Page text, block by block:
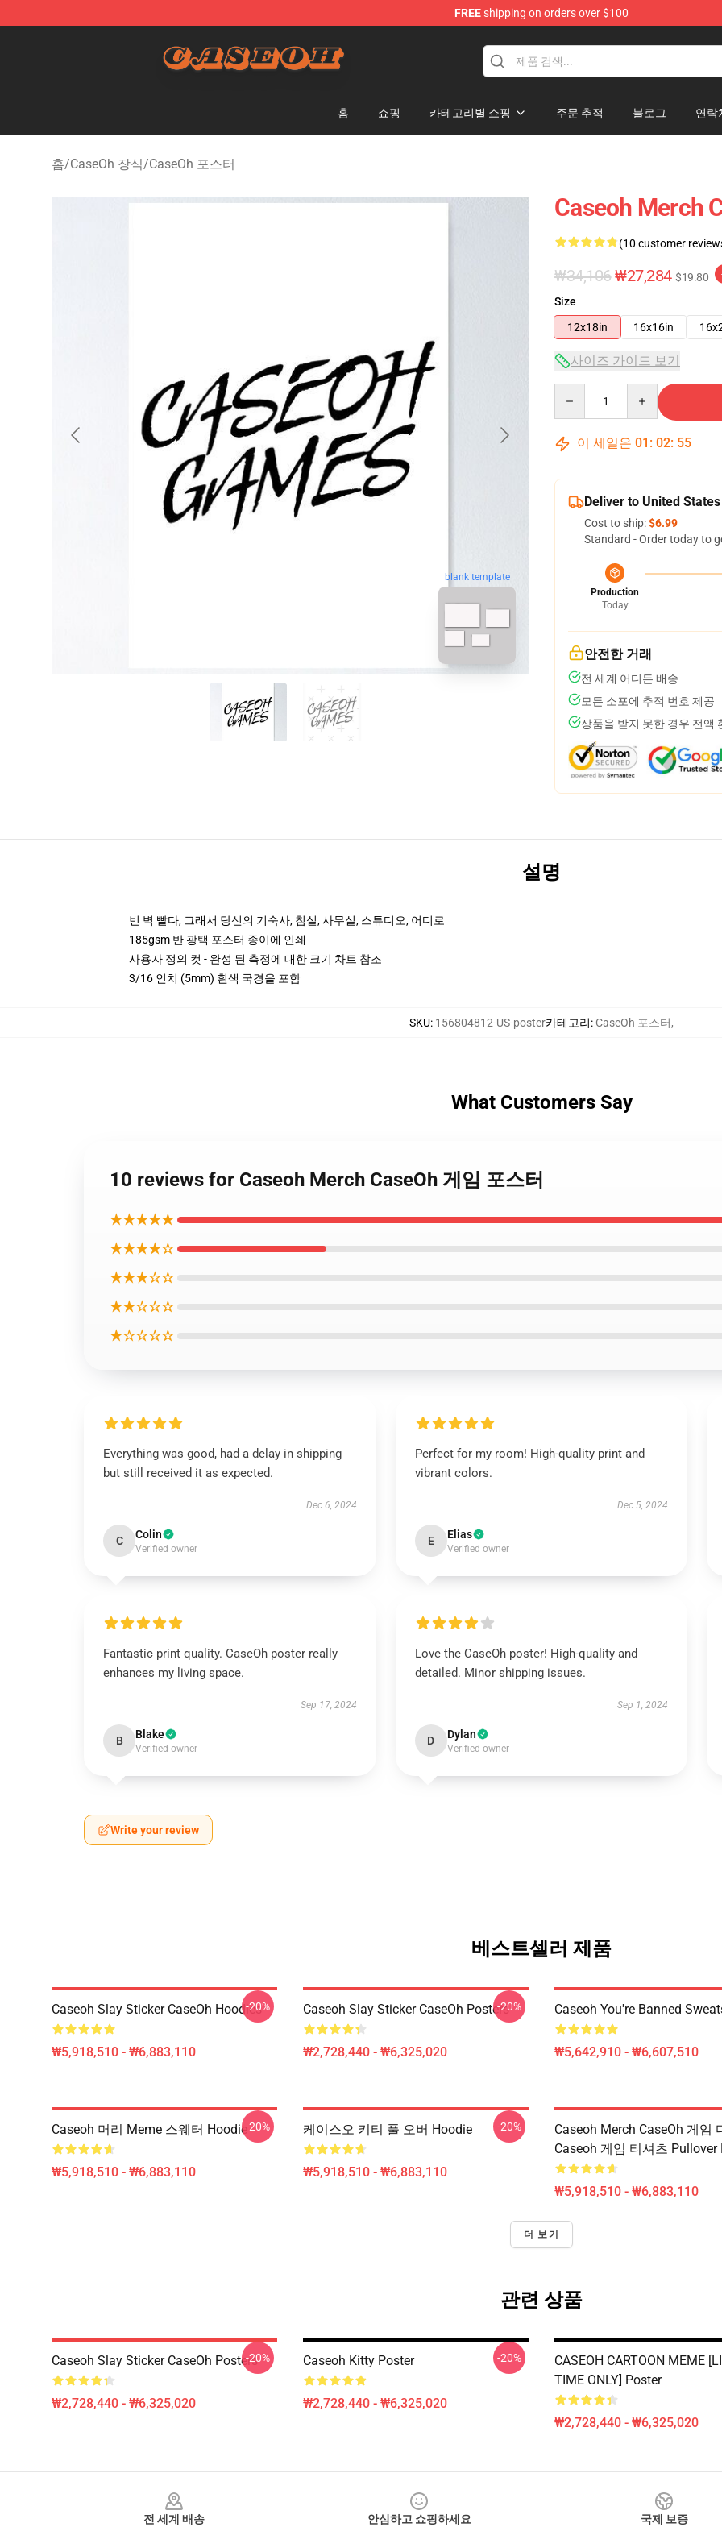
FREEshipping on orders over $100
홈 쇼핑 카테고리별 쇼핑 주문 추적 블로그 연락
홈/CaseOh 장식/CaseOh 포스터
blank template
Caseoh Merch
(10 customer
₩34,106₩27,284 $19.80
Size
12x18in
16x16in
사이즈 가이드 보기
이 세일은 01 : 02: 54
Deliver to United States
Cost to ship:$6.99
Standard - Order today to
Production
Today
안전한 거래
전 세계 어디든 배송
모든 소포에 추적 번호 제공
상품을 받지 못한 경우 전액
설명
빈 벽 빨다, 그래서 당신의 기숙사, 침실, 사무실, 스튜디오, 어디로
185gsm 반 광택 포스터 종이에 인쇄
사용자 정의 컷 - 완성 된 측정에 대한 크기 차트 참조
3/16 인치 (5mm) 흰색 국경을 포함
SKU: 156804812-US-poster카테고리: CaseOh 포스터,
What Customers Say
10 reviews for Caseoh Merch CaseOh 게임 포스터
★★★★★
★★★★☆
★★★☆☆
★★☆☆☆
★☆☆☆☆
Everything was good, had a delay in shipping
but still received it as expected.
Dec 6, 2024
C Colin
Verified owner
Perfect for my room! High-quality print and
vibrant colors.
Dec 5, 2024
E Elias
Verified owner
Fantastic print quality. CaseOh poster really
enhances my living space.
Sep 17, 2024
B Blake
Verified owner
Love the CaseOh poster! High-quality and
detailed. Minor shipping issues.
Sep 1, 2024
D Dylan
Verified owner
Write your review
베스트셀러 제품
Caseoh Slay Sticker CaseOh Hoodies
₩5,918,510 - ₩6,883,110
-20% Caseoh Slay Sticker CaseOh Posters
₩2,728,440 - ₩6,325,020
-20% Caseoh You're Banned
₩5,642,910 - ₩6,607,510
Caseoh 머리 Meme 스웨터 Hoodie
₩5,918,510 - ₩6,883,110
-20% 케이스오 키티 풀 오버 Hoodie
₩5,918,510 - ₩6,883,110
-20%
Caseoh Merch CaseOh 게임
Caseoh 게임 티셔츠 Pullover
₩5,918,510 - ₩6,883,110
더 보기
관련 상품
Caseoh Slay Sticker CaseOh Posters
₩2,728,440 - ₩6,325,020
-20% Caseoh Kitty Poster
₩2,728,440 - ₩6,325,020
-20%
CASEOH CARTOON MEME
TIME ONLY] Poster
₩2,728,440 - ₩6,325,020
전 세계 배송 안심하고 쇼핑하세요 국제 보증